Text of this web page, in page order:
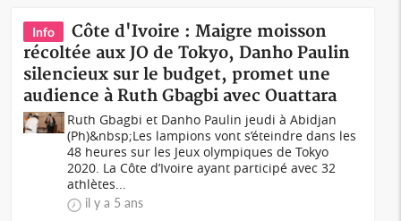
Info
Côte d'Ivoire : Maigre moisson
récoltée aux JO de Tokyo, Danho Paulin
silencieux sur le budget, promet une
audience à Ruth Gbagbi avec Ouattara
Ruth Gbagbi et Danho Paulin jeudi à Abidjan
(Ph)&nbsp;Les lampions vont s’éteindre dans les
48 heures sur les Jeux olympiques de Tokyo
2020. La Côte d’Ivoire ayant participé avec 32
athlètes...
il y a 5 ans